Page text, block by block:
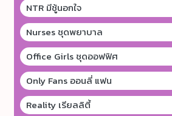
NTR มีชู้นอกใจ
Nurses ชุดพยาบาล
Office Girls ชุดออฟฟิศ
Only Fans ออนลี่ แฟน
Reality เรียลลิตี้